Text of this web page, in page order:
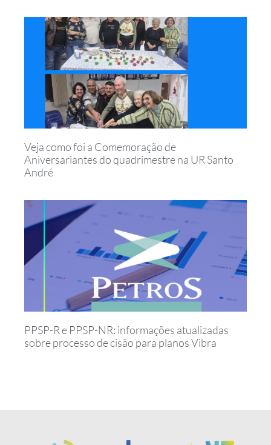
Veja como foi a Comemoração de
Aniversariantes do quadrimestre na UR Santo
André
PPSP-R e PPSP-NR: informações atualizadas
sobre processo de cisão para planos Vibra